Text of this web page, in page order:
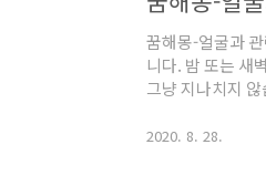
꿈해몽-얼굴과
니다. 밤 또는 새
그냥 지나치지
이와 비슷한 꿈친
2020. 8. 28.